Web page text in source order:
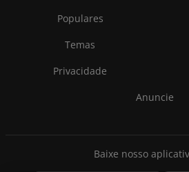
Populares
Temas
Privacidade
Anuncie
Baixe nosso